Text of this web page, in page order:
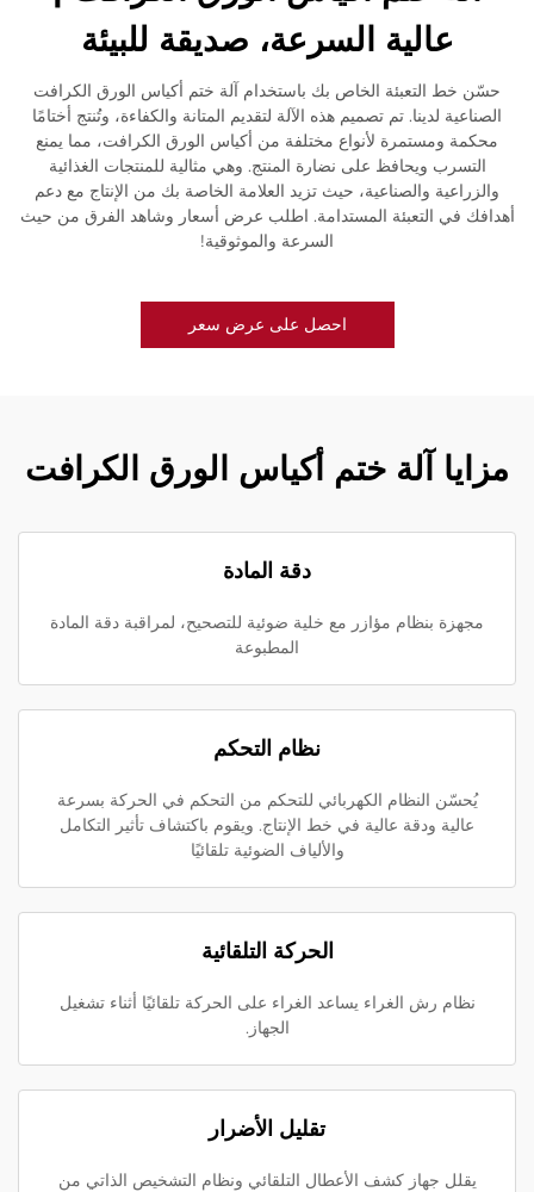
عالية السرعة، صديقة للبيئة
حسّن خط التعبئة الخاص بك باستخدام آلة ختم أكياس الورق الكرافت
الصناعية لدينا. تم تصميم هذه الآلة لتقديم المتانة والكفاءة، وتُنتج أختامًا
محكمة ومستمرة لأنواع مختلفة من أكياس الورق الكرافت، مما يمنع
التسرب ويحافظ على نضارة المنتج. وهي مثالية للمنتجات الغذائية
والزراعية والصناعية، حيث تزيد العلامة الخاصة بك من الإنتاج مع دعم
أهدافك في التعبئة المستدامة. اطلب عرض أسعار وشاهد الفرق من حيث
السرعة والموثوقية!
احصل على عرض سعر
مزايا آلة ختم أكياس الورق الكرافت
دقة المادة
مجهزة بنظام مؤازر مع خلية ضوئية للتصحيح، لمراقبة دقة المادة
المطبوعة
نظام التحكم
يُحسّن النظام الكهربائي للتحكم من التحكم في الحركة بسرعة
عالية ودقة عالية في خط الإنتاج. ويقوم باكتشاف تأثير التكامل
والألياف الضوئية تلقائيًا
الحركة التلقائية
نظام رش الغراء يساعد الغراء على الحركة تلقائيًا أثناء تشغيل
الجهاز.
تقليل الأضرار
يقلل جهاز كشف الأعطال التلقائي ونظام التشخيص الذاتي من